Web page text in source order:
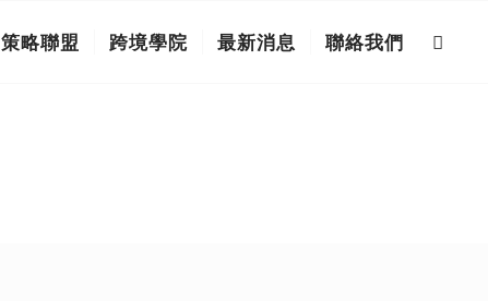
策略聯盟 跨境學院 最新消息 聯絡我們